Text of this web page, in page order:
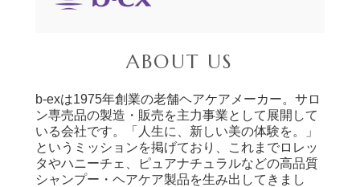
ABOUT US
b-exは1975年創業の老舗ヘアケアメーカー。サロ
ン専売品の製造・販売を主力事業として展開して
いる会社です。「人生に、新しい美の体験を。」
というミッションを掲げており、これまでロレッ
タやハニーチェ、ピュアナチュラルなどの高品質
シャンプー・ヘアケア製品を生み出してきまし